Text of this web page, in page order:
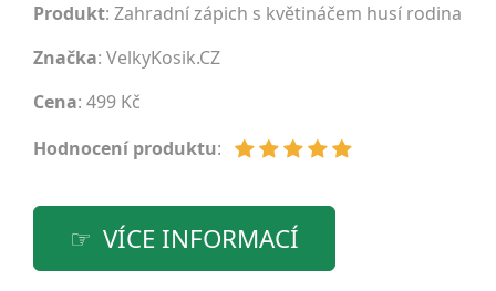
Produkt: Zahradní zápich s květináčem husí rodina
Značka: VelkyKosik.CZ
Cena: 499 Kč
Hodnocení produktu:
VÍCE INFORMACÍ